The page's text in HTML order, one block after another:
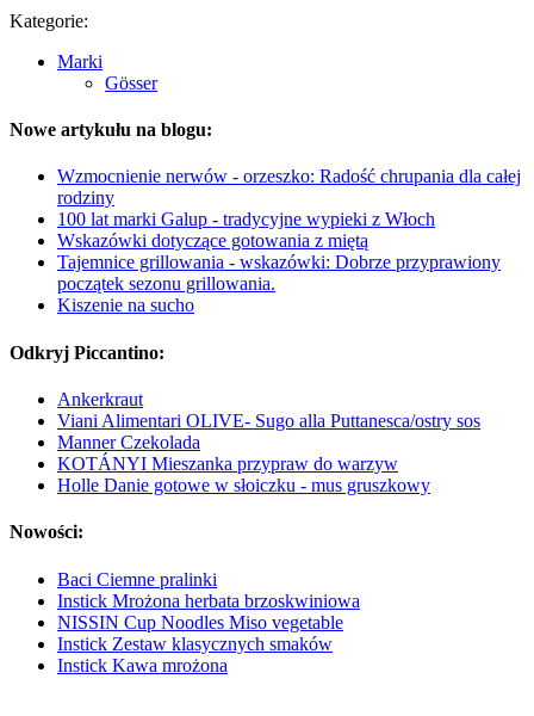
Kategorie:
Marki
Gösser
Nowe artykułu na blogu:
Wzmocnienie nerwów - orzeszko: Radość chrupania dla całej
rodziny
100 lat marki Galup - tradycyjne wypieki z Włoch
Wskazówki dotyczące gotowania z miętą
Tajemnice grillowania - wskazówki: Dobrze przyprawiony
początek sezonu grillowania.
Kiszenie na sucho
Odkryj Piccantino:
Ankerkraut
Viani Alimentari OLIVE- Sugo alla Puttanesca/ostry sos
Manner Czekolada
KOTÁNYI Mieszanka przypraw do warzyw
Holle Danie gotowe w słoiczku - mus gruszkowy
Nowości:
Baci Ciemne pralinki
Instick Mrożona herbata brzoskwiniowa
NISSIN Cup Noodles Miso vegetable
Instick Zestaw klasycznych smaków
Instick Kawa mrożona